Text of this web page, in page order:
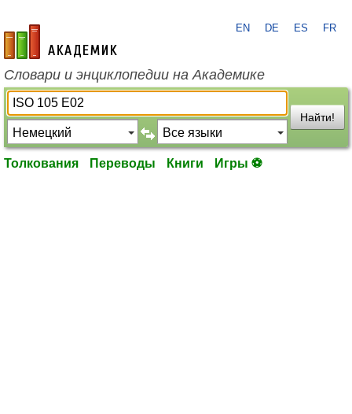
academic.ru
EN DE ES FR
Словари и энциклопедии на Академике
Найти!
Толкования Переводы Книги Игры ⚽